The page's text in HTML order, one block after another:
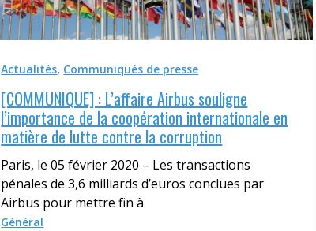
Actualités, Communiqués de presse
[COMMUNIQUE] : L’affaire Airbus souligne
l’importance de la coopération internationale en
matière de lutte contre la corruption
Paris, le 05 février 2020 – Les transactions
pénales de 3,6 milliards d’euros conclues par
Airbus pour mettre fin à
Général